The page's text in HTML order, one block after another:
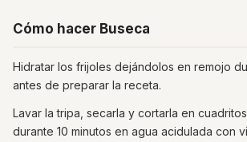
Cómo hacer Buseca
Hidratar los frijoles dejándolos en remojo
antes de preparar la receta.
Lavar la tripa, secarla y cortarla en
durante 10 minutos en agua acidulada con